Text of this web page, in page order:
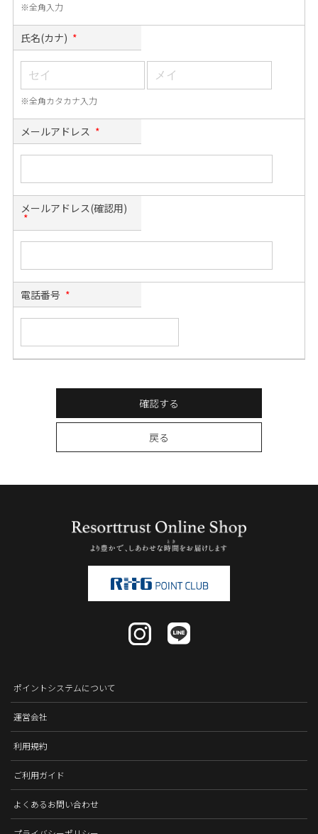
※全角入力
氏名(カナ) *
※全角カタカナ入力
メールアドレス *
メールアドレス(確認用)
*
電話番号 *
確認する
戻る
ポイントシステムについて
運営会社
利用規約
ご利用ガイド
よくあるお問い合わせ